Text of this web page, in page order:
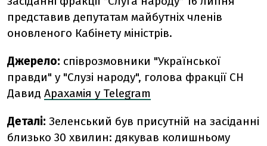
представив депутатам майбутніх членів
оновленого Кабінету міністрів.
Джерело: співрозмовники "Української
правди" у "Слузі народу", голова фракції СН
Давид Арахамія у Telegram
Деталі: Зеленський був присутній на засіданні
близько 30 хвилин: дякував колишньому